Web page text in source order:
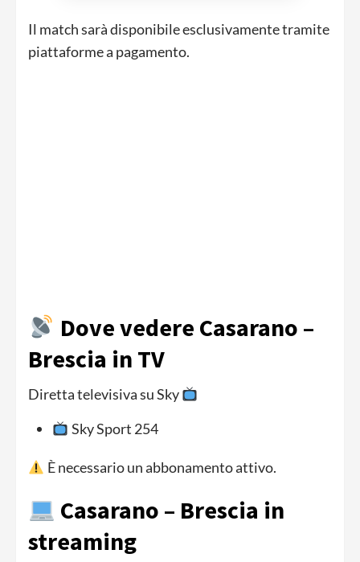
Il match sarà disponibile esclusivamente tramite
piattaforme a pagamento.
Dove vedere Casarano –
Brescia in TV
Diretta televisiva su Sky
Sky Sport 254
È necessario un abbonamento attivo.
Casarano – Brescia in
streaming